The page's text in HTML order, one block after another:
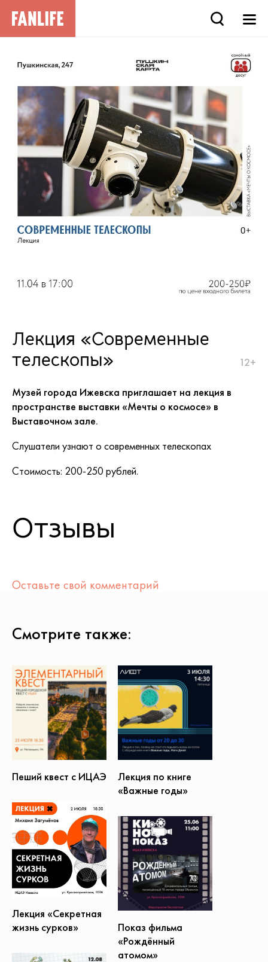
Лекция «Современные
телескопы»
12+
Музей города Ижевска приглашает на лекция в
пространстве выставки «Мечты о космосе» в
Выставочном зале.
Слушатели узнают о современных телескопах
Стоимость: 200-250 рублей.
Отзывы
Оставьте свой комментарий
Смотрите также:
Пеший квест с ИЦАЭ
Лекция по книге
«Важные годы»
Лекция «Секретная
жизнь сурков»
Показ фильма
«Рождённый
атомом»